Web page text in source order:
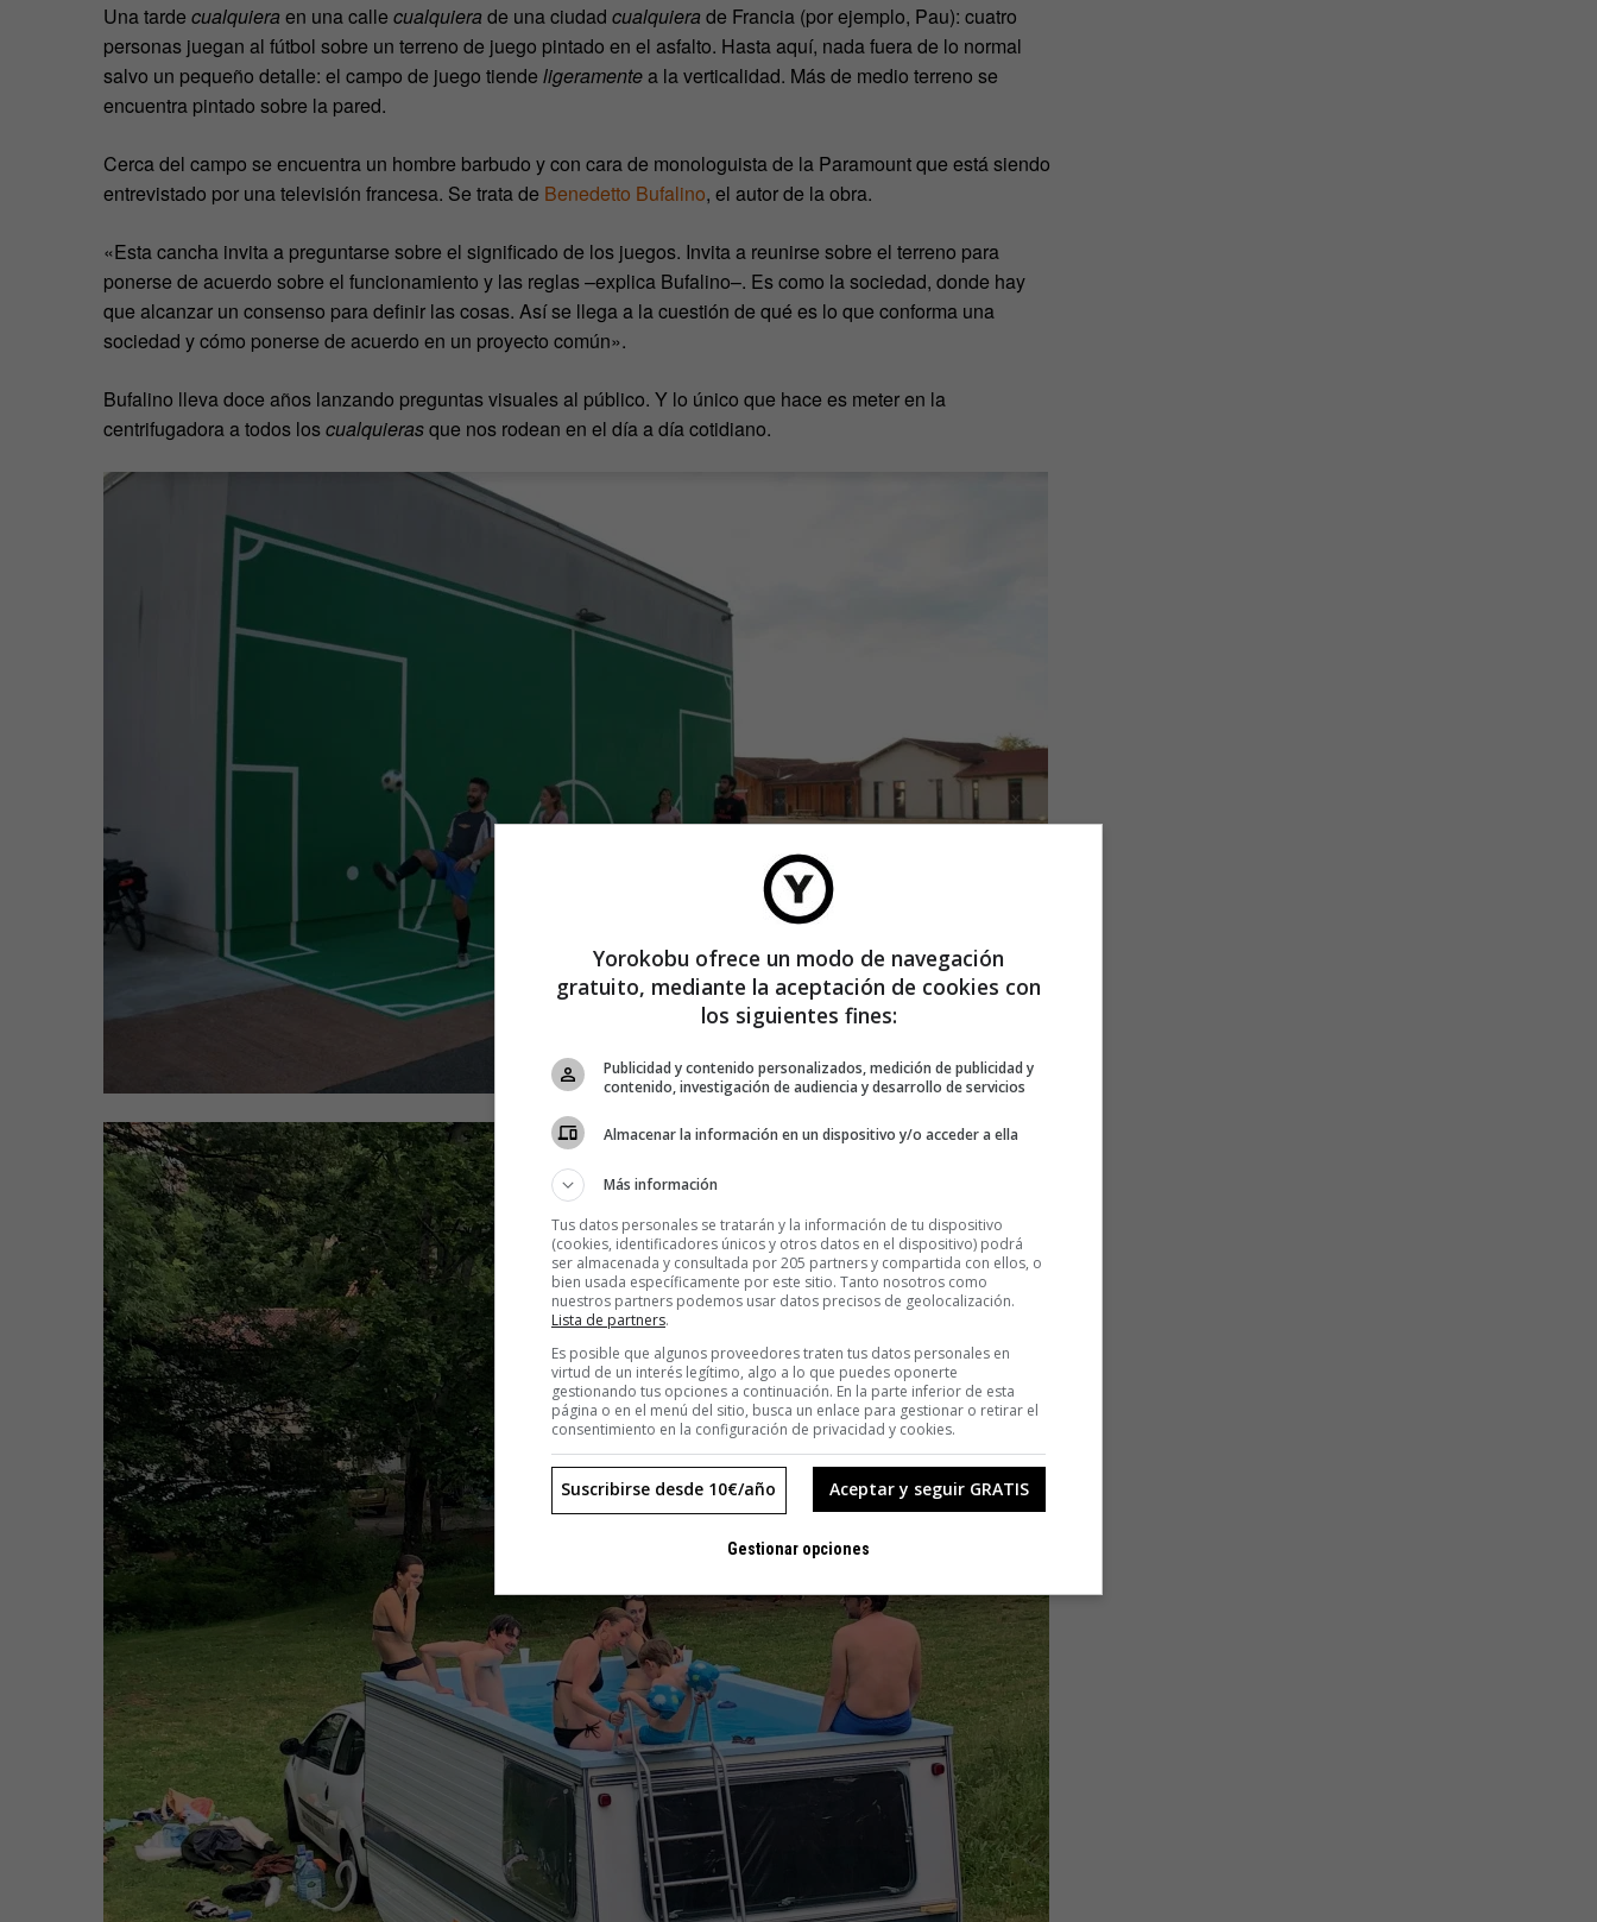
Una tarde cualquiera en una calle cualquiera de una ciudad cualquiera de Francia (por ejemplo, Pau): cuatro
personas juegan al fútbol sobre un terreno de juego pintado en el asfalto. Hasta aquí, nada fuera de lo normal
salvo un pequeño detalle: el campo de juego tiende ligeramentea la verticalidad. Más de medio terreno se
encuentra pintado sobre la pared.
Cerca del campo se encuentra un hombre barbudo y con cara de monologuista de la Paramount que está siendo
entrevistado por una televisión francesa. Se trata de Benedetto Bufalino, el autor de la obra.
«Esta cancha invita a preguntarse sobre el significado de los juegos. Invita a reunirse sobre el terreno para
ponerse de acuerdo sobre el funcionamiento y las reglas –explica Bufalino–. Es como la sociedad, donde hay
que alcanzar un consenso para definir las cosas. Así se llega a la cuestión de qué es lo que conforma una
sociedad y cómo ponerse de acuerdo en un proyecto común».
Bufalino lleva doce años lanzando preguntas visuales al público. Y lo único que hace es meter en la
centrifugadora a todos loscualquierasque nos rodean en el día a día cotidiano.
Yorokobu ofrece un modo de navegación
gratuito, mediante la aceptación de cookies con
los siguientes fines:
Publicidad y contenido personalizados, medición de publicidad y
contenido, investigación de audiencia y desarrollo de servicios
Almacenar la información en un dispositivo y/o acceder a ella
Más información
Tus datos personales se tratarán y la información de tu dispositivo
(cookies, identificadores únicos y otros datos en el dispositivo) podrá
ser almacenada y consultada por 205 partners y compartida con ellos, o
bien usada específicamente por este sitio. Tanto nosotros como
nuestros partners podemos usar datos precisos de geolocalización.
Lista de partners.
Es posible que algunos proveedores traten tus datos personales en
virtud de un interés legítimo, algo a lo que puedes oponerte
gestionando tus opciones a continuación. En la parte inferior de esta
página o en el menú del sitio, busca un enlace para gestionar o retirar el
consentimiento en la configuración de privacidad y cookies.
Aceptar y seguir GRATIS
Suscribirse desde 10€/año
Gestionar opciones